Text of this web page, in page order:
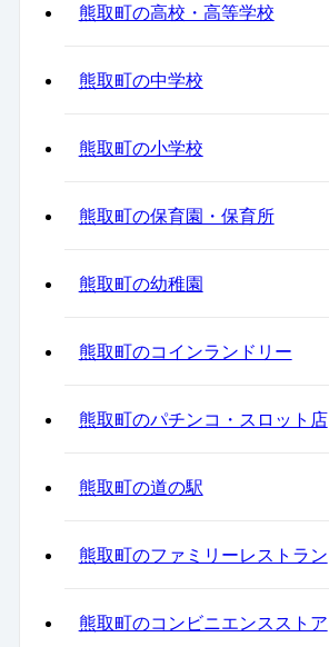
熊取町の高校・高等学校
熊取町の中学校
熊取町の小学校
熊取町の保育園・保育所
熊取町の幼稚園
熊取町のコインランドリー
熊取町のパチンコ・スロット店
熊取町の道の駅
熊取町のファミリーレストラン
熊取町のコンビニエンスストア